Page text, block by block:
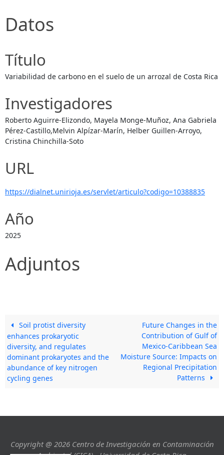
Datos
Título
Variabilidad de carbono en el suelo de un arrozal de Costa Rica
Investigadores
Roberto Aguirre-Elizondo, Mayela Monge-Muñoz, Ana Gabriela
Pérez-Castillo,Melvin Alpízar-Marín, Helber Guillen-Arroyo,
Cristina Chinchilla-Soto
URL
https://dialnet.unirioja.es/servlet/articulo?codigo=10388835
Año
2025
Adjuntos
Soil protist diversity
enhances prokaryotic
diversity, and regulates
dominant prokaryotes and the
abundance of key nitrogen
cycling genes
Future Changes in the
Contribution of Gulf of
Mexico-Caribbean Sea
Moisture Source: Impacts on
Regional Precipitation
Patterns
Copyright @ 2026 Centro de Investigación en Contaminación